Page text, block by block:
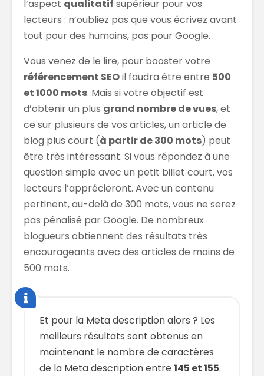
l’aspect qualitatif supérieur pour vos
lecteurs : n’oubliez pas que vous écrivez avant
tout pour des humains, pas pour Google.
Vous venez de le lire, pour booster votre
référencement SEOil faudra être entre 500
et 1000 mots. Mais si votre objectif est
d’obtenir un plus grand nombre de vues, et
ce sur plusieurs de vos articles, un article de
blog plus court (à partir de 300 mots) peut
être très intéressant. Si vous répondez à une
question simple avec un petit billet court, vos
lecteurs l’apprécieront. Avec un contenu
pertinent, au-delà de 300 mots, vous ne serez
pas pénalisé par Google. De nombreux
blogueurs obtiennent des résultats très
encourageants avec des articles de moins de
500 mots.
Et pour la Meta description alors ? Les
meilleurs résultats sont obtenus en
maintenant le nombre de caractères
de la Meta description entre145 et 155.